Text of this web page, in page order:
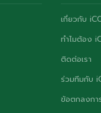
เกี่ยวกับ
ทำไมต้อง
ติดต่อเรา
ร่วมทีมกับ
ข้อตกลงกา